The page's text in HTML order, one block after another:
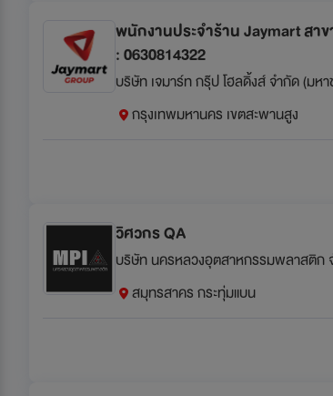
พนักงานประจำร้าน Jaymart ส
: 0630814322
บริษัท เจมาร์ท กรุ๊ป โฮลดิ้งส์ จำกัด (มหา
กรุงเทพมหานคร เขตสะพานสูง
วิศวกร QA
บริษัท นครหลวงอุตสาหกรรมพลาสติก
สมุทรสาคร กระทุ่มแบน